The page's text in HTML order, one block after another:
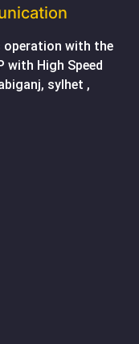
operation with the
with High Speed
sylhet ,